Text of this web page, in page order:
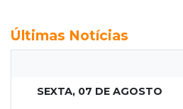
Últimas Notícias
SEXTA, 07 DE AGOSTO